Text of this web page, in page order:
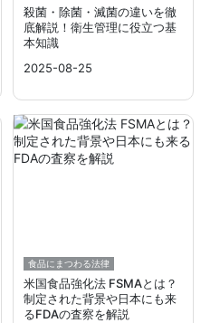
殺菌・除菌・滅菌の違いを徹
底解説！衛生管理に役立つ基
本知識
2025-08-25
食品にまつわる法律
米国食品強化法 FSMAとは？
制定された背景や日本にも来
るFDAの査察を解説